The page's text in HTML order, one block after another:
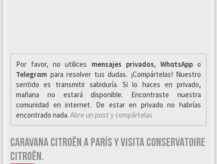
Por favor, no utilices mensajes privados, WhαtsAppo
Telegrαm para resolver tus dudas. ¡Compártelas! Nuestro
sentido es transmitir sabiduría. Si lo haces en privado,
mañana no estará disponible. Encontraste nuestra
comunidad en internet. De estar en privado no habrías
encontrado nada. Abre un post y compártelas
CARAVANA CITROËN A PARÍS Y VISITA CONSERVATOIRE
CITROËN.